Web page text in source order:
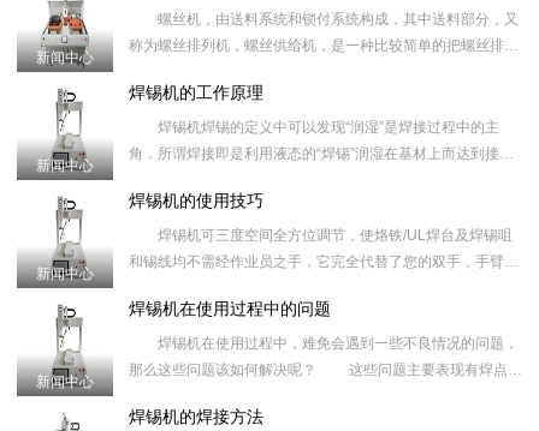
新闻中心
螺丝机，由送料系统和锁付系统构成，其中送料部分，又
称为螺丝排列机，螺丝供给机，是一种比较简单的把螺丝排成
用于电子产业。
新闻中心
焊锡机的工作原理
焊锡机焊锡的定义中可以发现“润湿”是焊接过程中的主
角．所谓焊接即是利用液态的“焊锡”润湿在基材上而达到接合
着温度的降低
新闻中心
焊锡机的使用技巧
焊锡机可三度空间全方位调节，使烙铁/UL焊台及焊锡咀
和锡线均不需经作业员之手，它完全代替了您的双手，手臂可
脚踏开关，锡
新闻中心
焊锡机在使用过程中的问题
焊锡机在使用过程中，难免会遇到一些不良情况的问题，
那么这些问题该如何解决呢？ 这些问题主要表现有焊点精
接不良问题。
焊锡机的焊接方法